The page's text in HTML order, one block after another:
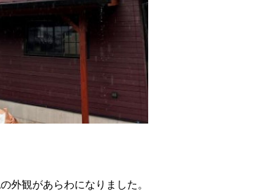
外観があらわになりました。